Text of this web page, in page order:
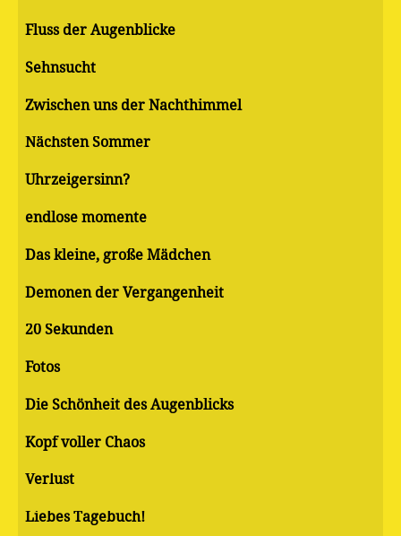
Fluss der Augenblicke
Sehnsucht
Zwischen uns der Nachthimmel
Nächsten Sommer
Uhrzeigersinn?
endlose momente
Das kleine, große Mädchen
Demonen der Vergangenheit
20 Sekunden
Fotos
Die Schönheit des Augenblicks
Kopf voller Chaos
Verlust
Liebes Tagebuch!